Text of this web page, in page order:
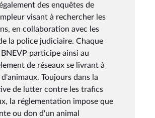
des enquêtes de
visant à rechercher les
en collaboration avec les
la police judiciaire. Chaque
participe ainsi au
de réseaux se livrant à
Toujours dans la
de lutter contre les trafics
la réglementation impose que
ou don d'un animal